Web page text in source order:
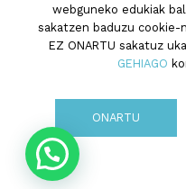
webguneko edukiak
sakatzen baduzu cookie-
EZ ONARTU sakatuz
GEHIAGO
ONARTU